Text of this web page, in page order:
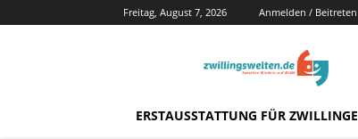
Freitag, August 7, 2026 Anmelden / Beitreten
ERSTAUSSTATTUNG FÜR ZWILLINGE